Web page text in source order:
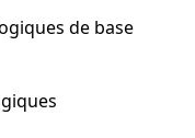
de base